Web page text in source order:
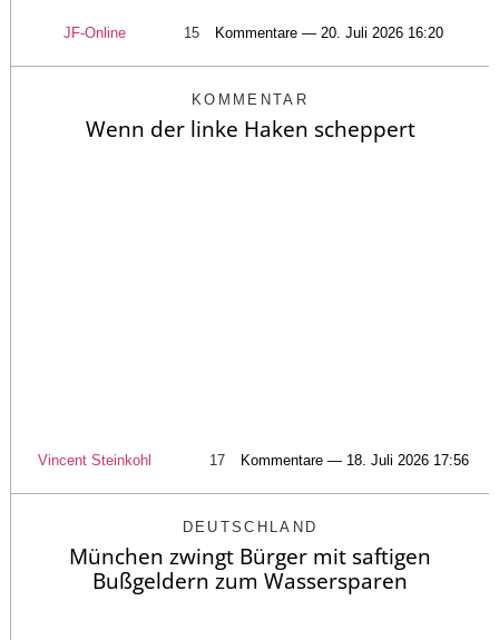
JF-Online 15 Kommentare — 20. Juli 2026 16:20
KOMMENTAR
Wenn der linke Haken scheppert
Vincent Steinkohl 17 Kommentare — 18. Juli 2026 17:56
DEUTSCHLAND
München zwingt Bürger mit saftigen
Bußgeldern zum Wassersparen